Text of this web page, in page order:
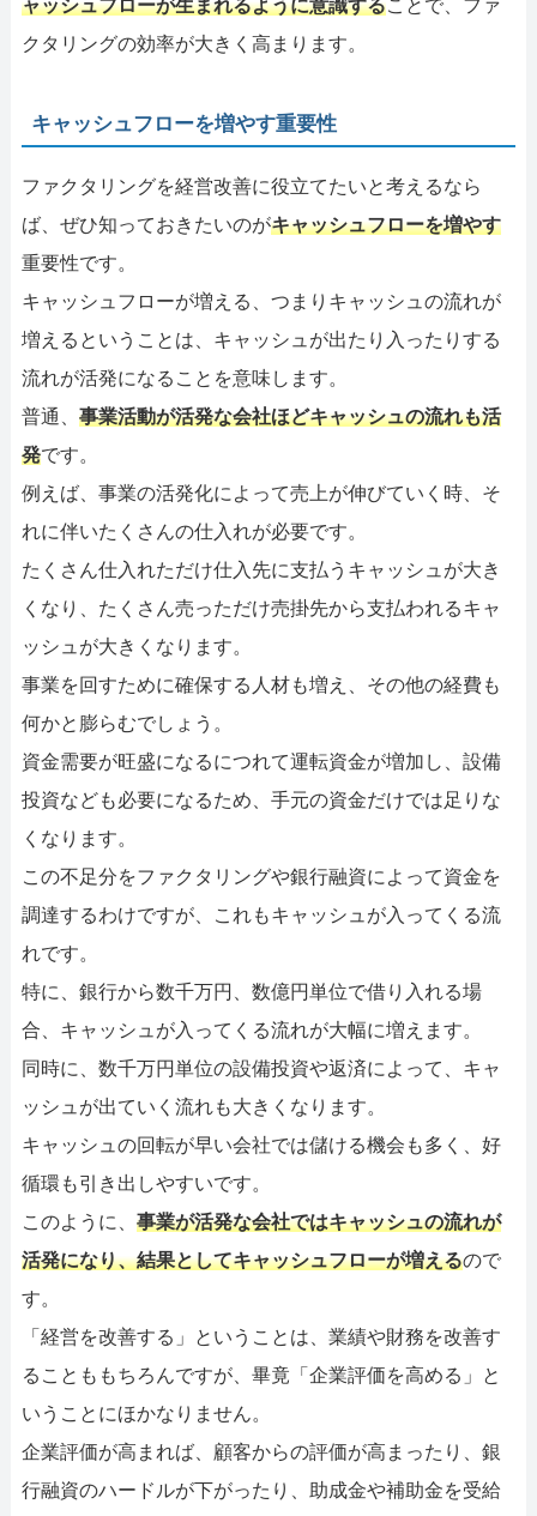
ャッシュフローが生まれるように意識することで、ファ
クタリングの効率が大きく高まります。
キャッシュフローを増やす重要性
ファクタリングを経営改善に役立てたいと考えるなら
ば、ぜひ知っておきたいのがキャッシュフローを増やす
重要性です。
キャッシュフローが増える、つまりキャッシュの流れが
増えるということは、キャッシュが出たり入ったりする
流れが活発になることを意味します。
普通、 事業活動が活発な会社ほどキャッシュの流れも活
発です。
例えば、事業の活発化によって売上が伸びていく時、そ
れに伴いたくさんの仕入れが必要です。
たくさん仕入れただけ仕入先に支払うキャッシュが大き
くなり、たくさん売っただけ売掛先から支払われるキャ
ッシュが大きくなります。
事業を回すために確保する人材も増え、その他の経費も
何かと膨らむでしょう。
資金需要が旺盛になるにつれて運転資金が増加し、設備
投資なども必要になるため、手元の資金だけでは足りな
くなります。
この不足分をファクタリングや銀行融資によって資金を
調達するわけですが、これもキャッシュが入ってくる流
れです。
特に、銀行から数千万円、数億円単位で借り入れる場
合、キャッシュが入ってくる流れが大幅に増えます。
同時に、数千万円単位の設備投資や返済によって、キャ
ッシュが出ていく流れも大きくなります。
キャッシュの回転が早い会社では儲ける機会も多く、好
循環も引き出しやすいです。
このように、 事業が活発な会社ではキャッシュの流れが
活発になり、結果としてキャッシュフローが増えるので
す。
「経営を改善する」ということは、業績や財務を改善す
ることももちろんですが、畢竟「企業評価を高める」と
いうことにほかなりません。
企業評価が高まれば、顧客からの評価が高まったり、銀
行融資のハードルが下がったり、助成金や補助金を受給